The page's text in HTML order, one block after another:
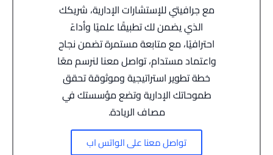
مع جرافيتي للإستشارات الإدارية، شريكك
الذي يضمن لك تطبيقًا علميًا وأداءً
احترافيًا، مع متابعة مستمرة تضمن نجاح
واعتماد مستدام، تواصل معنا لنرسم معًا
خطة تطوير استراتيجية وموثوقة تحقق
طموحاتك الإدارية وتضع مؤسستك في
مصاف الريادة.
تواصل معنا على الواتس اب